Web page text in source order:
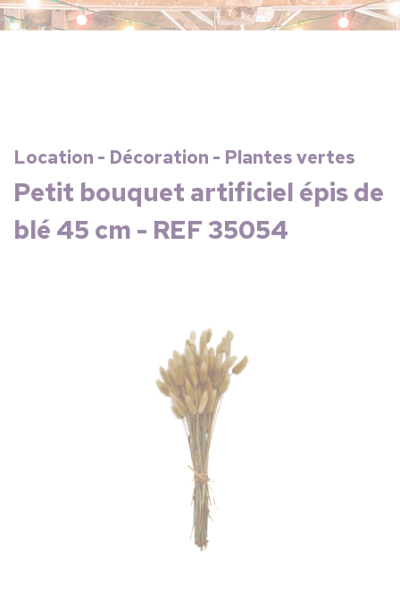
Location - Décoration - Plantes vertes
Petit bouquet artificiel épis de
blé 45 cm - REF 35054